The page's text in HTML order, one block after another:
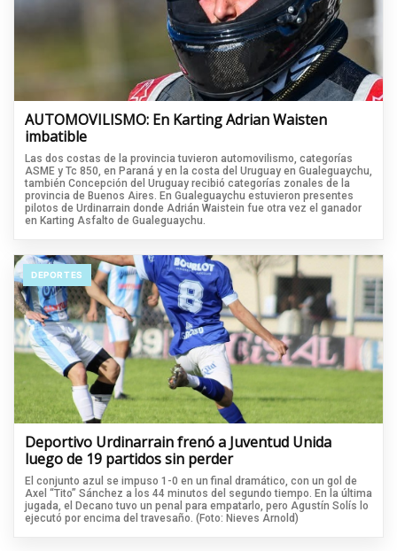
AUTOMOVILISMO: En Karting Adrian Waisten
imbatible
Las dos costas de la provincia tuvieron automovilismo, categorías
ASME y Tc 850, en Paraná y en la costa del Uruguay en Gualeguaychu,
también Concepción del Uruguay recibió categorías zonales de la
provincia de Buenos Aires. En Gualeguaychu estuvieron presentes
pilotos de Urdinarrain donde Adrián Waistein fue otra vez el ganador
en Karting Asfalto de Gualeguaychu.
DEPORTES
Deportivo Urdinarrain frenó a Juventud Unida
luego de 19 partidos sin perder
El conjunto azul se impuso 1-0 en un final dramático, con un gol de
Axel “Tito” Sánchez a los 44 minutos del segundo tiempo. En la última
jugada, el Decano tuvo un penal para empatarlo, pero Agustín Solís lo
ejecutó por encima del travesaño. (Foto: Nieves Arnold)